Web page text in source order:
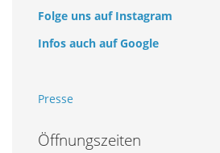
Folge uns auf Instagram
Infos auch auf Google
Presse
Öffnungszeiten